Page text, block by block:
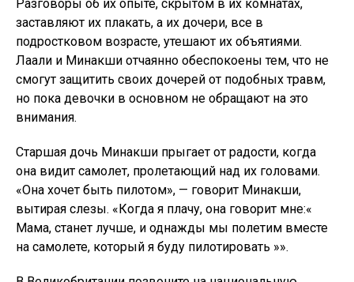
Aid. В США горячая линия по вопросам домашнего
насилия: 1-800-799-SAFE (7233). Другие
международные горячие линии можно найти на сайте
Подпишитесь на другой вид с помощью нашего
информационного бюллетеня Global Dispatch —
обзора наших главных новостей со всего мира мир,
рекомендуемые статьи и мысли нашей команды по
ключевым вопросам развития и прав человека,
которые доставляются на ваш почтовый ящик
каждые две недели:
Подпишитесь на Global Dispatch — пожалуйста,
проверьте папку со спамом на наличие электронного